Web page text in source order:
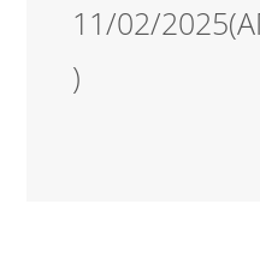
11/02/
)